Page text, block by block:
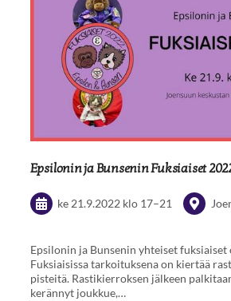
Epsilonin ja Bunsenin Fuksiaiset
ke 21.9.2022 klo 17–21
Epsilonin ja Bunsenin yhteiset fuksiaiset
Fuksiaisissa tarkoituksena on kiertää
pisteitä. Rastikierroksen jälkeen
kerännyt joukkue,…